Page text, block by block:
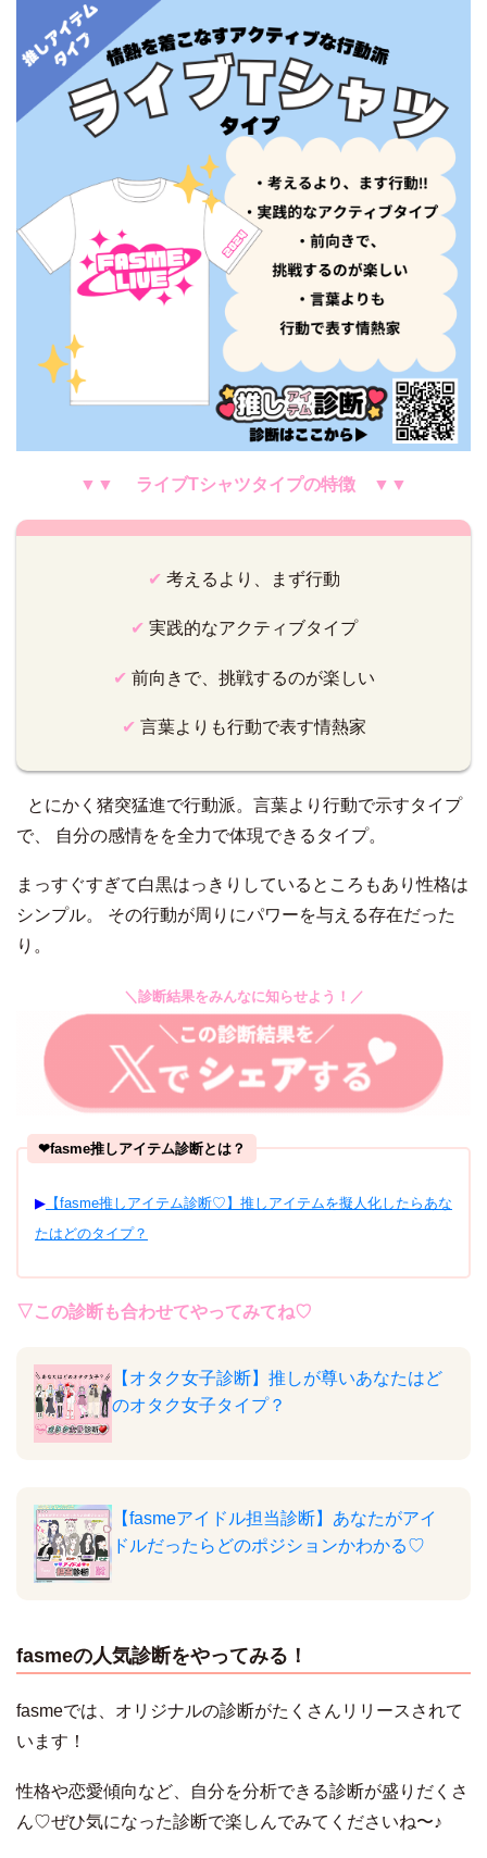
▼▼ ライブTシャツタイプの特徴 ▼▼
✔︎ 考えるより、まず行動
✔︎ 実践的なアクティブタイプ
✔︎ 前向きで、挑戦するのが楽しい
✔︎ 言葉よりも行動で表す情熱家
とにかく猪突猛進で行動派。言葉より行動で示すタイプ
で、 自分の感情をを全力で体現できるタイプ。
まっすぐすぎて白黒はっきりしているところもあり性格は
シンプル。 その行動が周りにパワーを与える存在だった
り。
＼診断結果をみんなに知らせよう！／
❤︎fasme推しアイテム診断とは？
▶︎ 【fasme推しアイテム診断♡】推しアイテムを擬人化したらあな
たはどのタイプ？
▽この診断も合わせてやってみてね♡
【オタク女子診断】推しが尊いあなたはど
のオタク女子タイプ？
【fasmeアイドル担当診断】あなたがアイ
ドルだったらどのポジションかわかる♡
fasmeの人気診断をやってみる！
fasmeでは、オリジナルの診断がたくさんリリースされて
います！
性格や恋愛傾向など、自分を分析できる診断が盛りだくさ
ん♡ぜひ気になった診断で楽しんでみてくださいね〜♪